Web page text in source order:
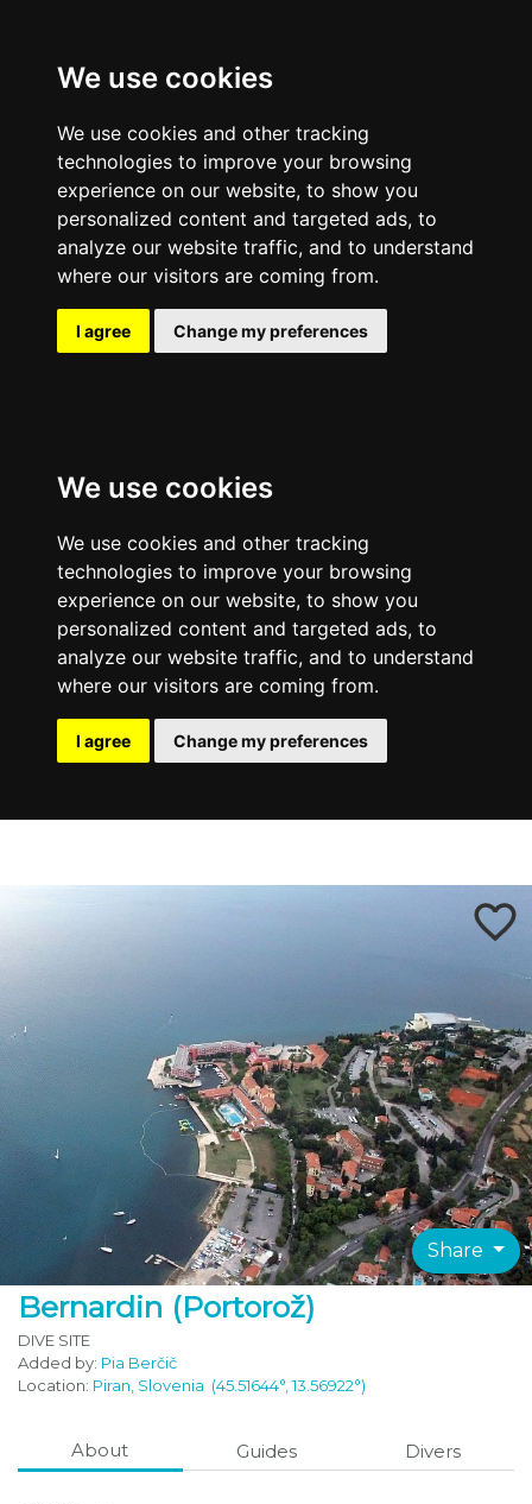
We use cookies
We use cookies and other tracking
technologies to improve your browsing
experience on our website, to show you
personalized content and targeted ads, to
analyze our website traffic, and to understand
where our visitors are coming from.
I agree Change my preferences
We use cookies
We use cookies and other tracking
technologies to improve your browsing
experience on our website, to show you
personalized content and targeted ads, to
analyze our website traffic, and to understand
where our visitors are coming from.
I agree Change my preferences
Share
Bernardin (Portorož)
DIVE SITE
Added by: Pia Berčič
Location: Piran, Slovenia (45.51644°, 13.56922°)
About Guides Divers